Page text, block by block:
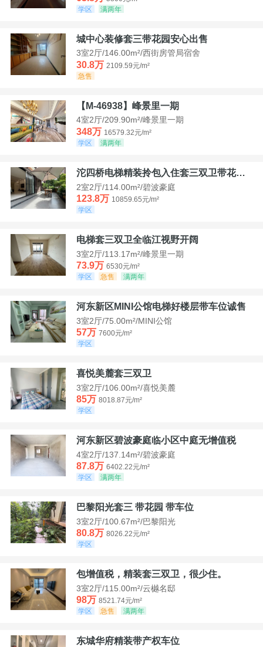
学区
满两年
城中心装修套三带花园安心出售
3室2厅/146.00m²/西街房管局宿舍
30.8万 2109.59元/m²
急售
【M-46938】峰景里一期
4室2厅/209.90m²/峰景里一期
348万 16579.32元/m²
学区
满两年
沱四桥电梯精装拎包入住套三双卫带花园40平米带车位
2室2厅/114.00m²/碧波豪庭
123.8万 10859.65元/m²
学区
电梯套三双卫全临江视野开阔
3室2厅/113.17m²/峰景里一期
73.9万 6530元/m²
学区
急售 满两年
河东新区MINI公馆电梯好楼层带车位诚售
3室2厅/75.00m²/MINI公馆
57万 7600元/m²
学区
喜悦美麓套三双卫
3室2厅/106.00m²/喜悦美麓
85万 8018.87元/m²
学区
河东新区碧波豪庭临小区中庭无增值税
4室2厅/137.14m²/碧波豪庭
87.8万 6402.22元/m²
学区
满两年
巴黎阳光套三 带花园 带车位
3室2厅/100.67m²/巴黎阳光
80.8万 8026.22元/m²
学区
包增值税，精装套三双卫，很少住。
3室2厅/115.00m²/云樾名邸
98万 8521.74元/m²
学区
急售 满两年
东城华府精装带产权车位